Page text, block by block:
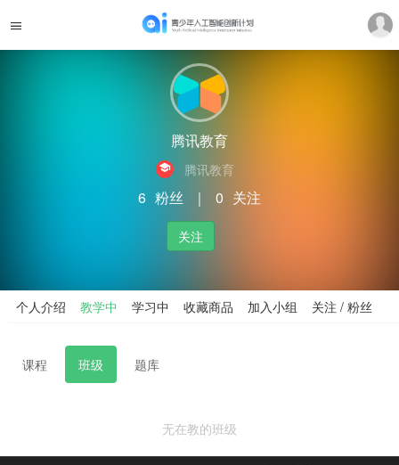
腾讯教育
腾讯教育
6 粉丝 ｜ 0 关注
关注
个人介绍 教学中 学习中 收藏商品 加入小组 关注 / 粉丝
课程 班级 题库
无在教的班级